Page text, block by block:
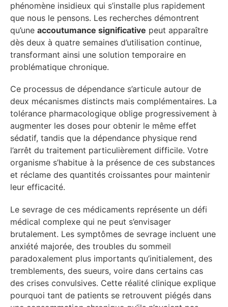
phénomène insidieux qui s’installe plus rapidement
que nous le pensons. Les recherches démontrent
qu’une accoutumance significative peut apparaître
dès deux à quatre semaines d’utilisation continue,
transformant ainsi une solution temporaire en
problématique chronique.
Ce processus de dépendance s’articule autour de
deux mécanismes distincts mais complémentaires. La
tolérance pharmacologique oblige progressivement à
augmenter les doses pour obtenir le même effet
sédatif, tandis que la dépendance physique rend
l’arrêt du traitement particulièrement difficile. Votre
organisme s’habitue à la présence de ces substances
et réclame des quantités croissantes pour maintenir
leur efficacité.
Le sevrage de ces médicaments représente un défi
médical complexe qui ne peut s’envisager
brutalement. Les symptômes de sevrage incluent une
anxiété majorée, des troubles du sommeil
paradoxalement plus importants qu’initialement, des
tremblements, des sueurs, voire dans certains cas
des crises convulsives. Cette réalité clinique explique
pourquoi tant de patients se retrouvent piégés dans